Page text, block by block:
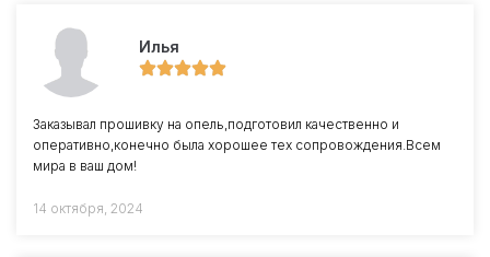
Илья
Заказывал прошивку на опель,подготовил качественно и
оперативно,конечно была хорошее тех сопровождения.Всем
мира в ваш дом!
14 октября, 2024